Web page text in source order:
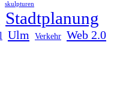
skulpturen
Stadtplanung
Ulm Verkehr Web 2.0